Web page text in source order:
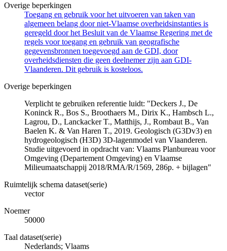
Overige beperkingen
Toegang en gebruik voor het uitvoeren van taken van
algemeen belang door niet-Vlaamse overheidsinstanties is
geregeld door het Besluit van de Vlaamse Regering met de
regels voor toegang en gebruik van geografische
gegevensbronnen toegevoegd aan de GDI, door
overheidsdiensten die geen deelnemer zijn aan GDI-
Vlaanderen. Dit gebruik is kosteloos.
Overige beperkingen
Verplicht te gebruiken referentie luidt: "Deckers J., De
Koninck R., Bos S., Broothaers M., Dirix K., Hambsch L.,
Lagrou, D., Lanckacker T., Matthijs, J., Rombaut B., Van
Baelen K. & Van Haren T., 2019. Geologisch (G3Dv3) en
hydrogeologisch (H3D) 3D-lagenmodel van Vlaanderen.
Studie uitgevoerd in opdracht van: Vlaams Planbureau voor
Omgeving (Departement Omgeving) en Vlaamse
Milieumaatschappij 2018/RMA/R/1569, 286p. + bijlagen"
Ruimtelijk schema dataset(serie)
vector
Noemer
50000
Taal dataset(serie)
Nederlands; Vlaams